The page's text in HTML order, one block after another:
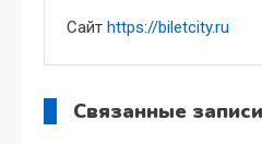
Сайт https://biletcity.ru
Связанные записи